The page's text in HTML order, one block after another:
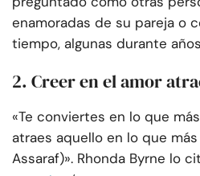
enamoradas de su pareja o
tiempo, algunas durante
2. Creer en el amor
«Te conviertes en lo que
atraes aquello en lo que
Assaraf)». Rhonda Byrne lo